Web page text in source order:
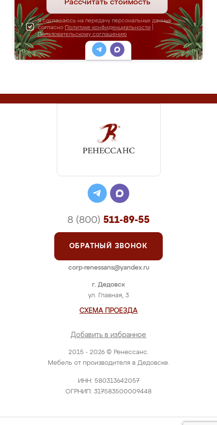
Рассчитать стоимость
Я соглашаюсь на передачу персональных данных
согласно Политике конфиденциальности
Пользовательскому соглашению
2015 - 2026 © Ренессанс.
Мебель от производителя в Дедовске.
ИНН: 580313642057
ОГРНИП: 317583500009448
г. Дедовск
ул. Главная, 3
СХЕМА ПРОЕЗДА
Добавить в избранное
8 (800) 511-89-55
ОБРАТНЫЙ ЗВОНОК
corp-renessans@yandex.ru